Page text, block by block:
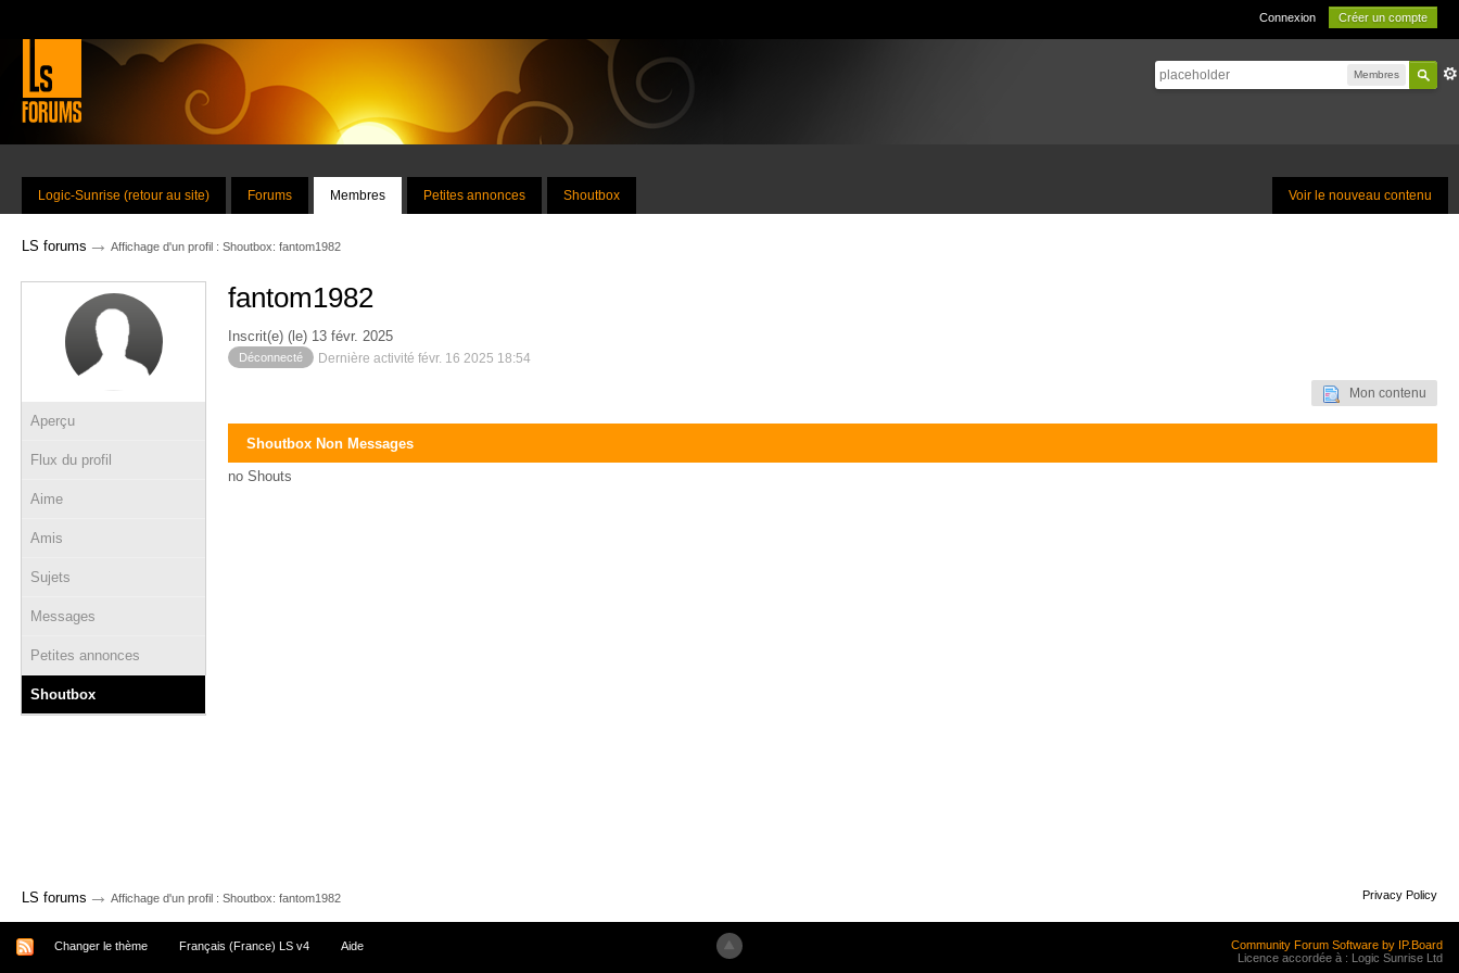
Connexion Créer un compte
Membres
Voir le nouveau contenu
Logic-Sunrise (retour au site) Forums Membres Petites annonces Shoutbox
LS forums → Affichage d'un profil : Shoutbox: fantom1982
Aperçu
Flux du profil
Aime
Amis
Sujets
Messages
Petites annonces
Shoutbox
fantom1982
Inscrit(e) (le) 13 févr. 2025
Déconnecté Dernière activité févr. 16 2025 18:54
Mon contenu
Shoutbox Non Messages
no Shouts
LS forums → Affichage d'un profil : Shoutbox: fantom1982 Privacy Policy
Changer le thème Français (France) LS v4 Aide
Community Forum Software by IP.Board
Licence accordée à : Logic Sunrise Ltd